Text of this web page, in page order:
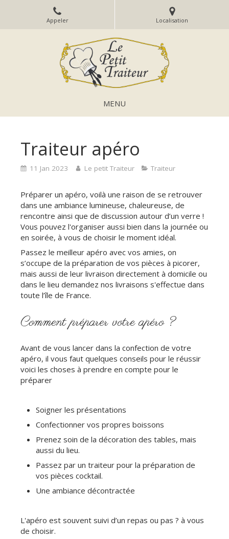
Appeler Localisation
MENU
Traiteur apéro
11 Jan 2023 Le petit Traiteur Traiteur
Préparer un apéro, voilà une raison de se retrouver
dans une ambiance lumineuse, chaleureuse, de
rencontre ainsi que de discussion autour d’un verre !
Vous pouvez l'organiser aussi bien dans la journée ou
en soirée, à vous de choisir le moment idéal.
Passez le meilleur apéro avec vos amies, on
s’occupe de la préparation de vos pièces à picorer,
mais aussi de leur livraison directement à domicile ou
dans le lieu demandez nos livraisons s'effectue dans
toute l’île de France.
Comment préparer votre apéro ?
Avant de vous lancer dans la confection de votre
apéro, il vous faut quelques conseils pour le réussir
voici les choses à prendre en compte pour le
préparer
Soigner les présentations
Confectionner vos propres boissons
Prenez soin de la décoration des tables, mais
aussi du lieu.
Passez par un traiteur pour la préparation de
vos pièces cocktail.
Une ambiance décontractée
L'apéro est souvent suivi d’un repas ou pas ? à vous
de choisir.